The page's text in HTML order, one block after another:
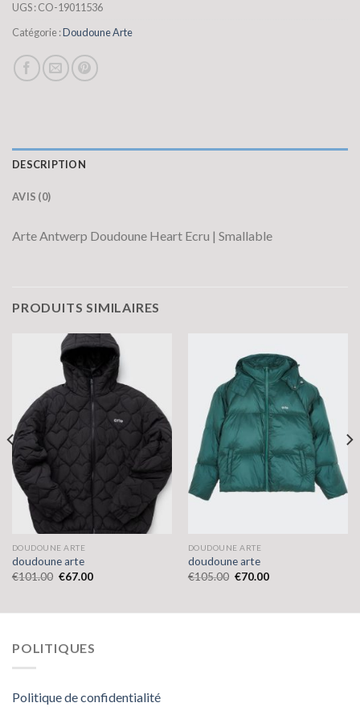
UGS :CO-19011536
Catégorie :Doudoune Arte
DESCRIPTION
AVIS (0)
Arte Antwerp Doudoune Heart Ecru | Smallable
PRODUITS SIMILAIRES
DOUDOUNE ARTE
doudoune arte
€101.00 €67.00
DOUDOUNE ARTE
doudoune arte
€105.00 €70.00
POLITIQUES
Politique de confidentialité